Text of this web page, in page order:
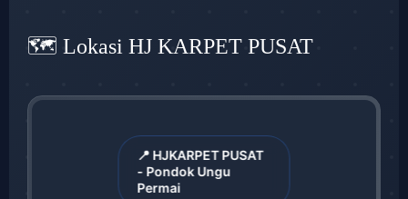
🗺️ Lokasi HJ KARPET PUSAT
📍 HJKARPET PUSAT
- Pondok Ungu
Permai